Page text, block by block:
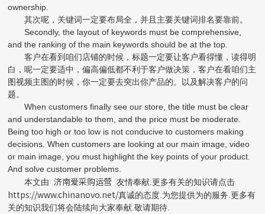
ownership.
其次呢，关键词一定要布局全，并且主要关键词排名要靠前。
Secondly, the layout of keywords must be comprehensive,
and the ranking of the main keywords should be at the top.
客户在看到咱们店铺的时候，标题一定要让客户看得懂，读得明
白，呢一定要适中，偏高偏低都不利于客户做决策，客户在看咱们主
图视频主图的时候，你一定要去突出你产品的。以及解决客户的问
题。
When customers finally see our store, the title must be clear
and understandable to them, and the price must be moderate.
Being too high or too low is not conducive to customers making
decisions. When customers are looking at our main image, video
or main image, you must highlight the key points of your product.
And solve customer problems.
本文由济南爱采购运营 友情奉献.更多有关的知识请点击
https://www.chinanovo.net/真诚的态度.为您提供为的服务.更多有
关的知识我们将会陆续向大家奉献.敬请期待.